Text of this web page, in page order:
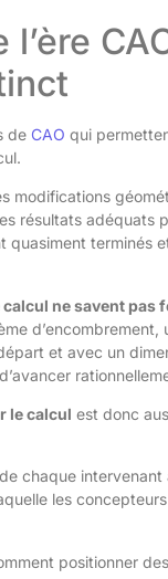
l’ère
de CAO qui
modifications
résultats adéquats
quasiment
ne savent
et avec un
le calcul est donc
chaque
les
positionner